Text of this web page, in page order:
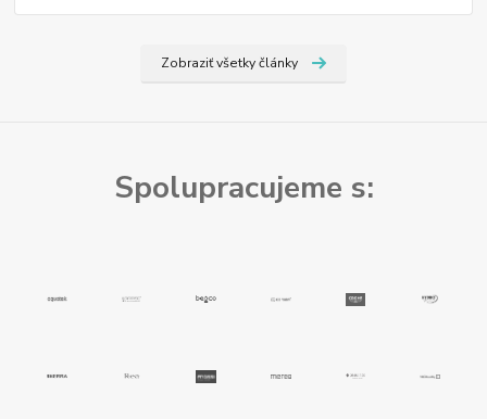
Zobraziť všetky články
Spolupracujeme s: